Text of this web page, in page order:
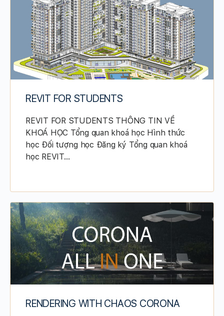
REVIT FOR STUDENTS
REVIT FOR STUDENTS THÔNG TIN VỀ
KHOÁ HỌC Tổng quan khoá học Hình thức
học Đối tượng học Đăng ký Tổng quan khoá
học REVIT…
RENDERING WITH CHAOS CORONA